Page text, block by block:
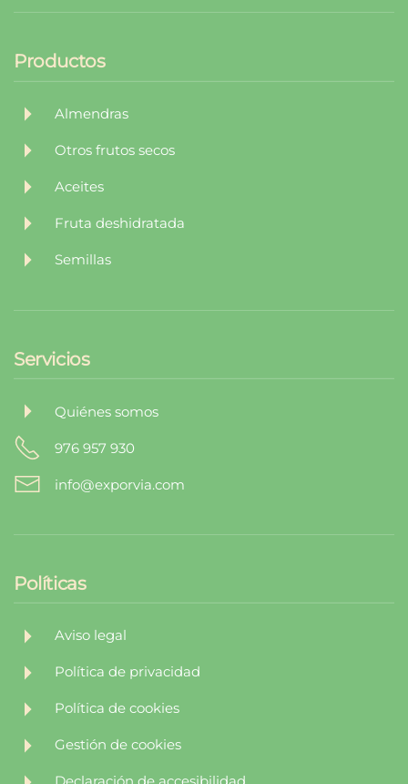
Productos
Almendras
Otros frutos secos
Aceites
Fruta deshidratada
Semillas
Servicios
Quiénes somos
976 957 930
info@exporvia.com
Políticas
Aviso legal
Política de privacidad
Política de cookies
Gestión de cookies